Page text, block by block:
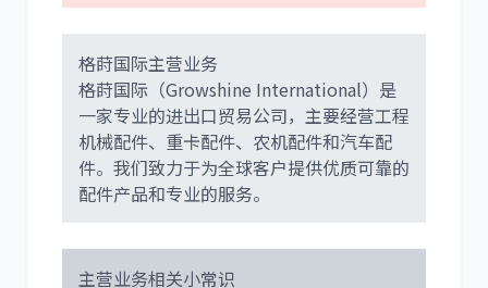
格莳国际主营业务
格莳国际（Growshine International）是
一家专业的进出口贸易公司，主要经营工程
机械配件、重卡配件、农机配件和汽车配
件。我们致力于为全球客户提供优质可靠的
配件产品和专业的服务。
主营业务相关小常识